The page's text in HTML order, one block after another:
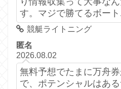
す。マジで勝てるボー
競艇ライトニング
匿名
2026.08.02
無料予想でたまに万舟
で、ポテンシャルはあ